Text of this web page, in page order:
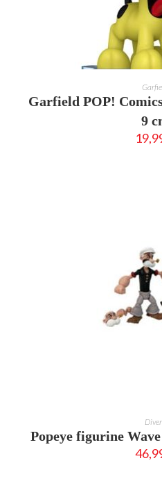
AJOUTER
Garfield POP!
9
AJOUTER
Popeye figurine